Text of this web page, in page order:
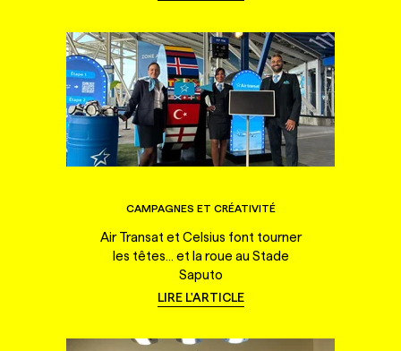
CAMPAGNES ET CRÉATIVITÉ
Air Transat et Celsius font tourner
les têtes... et la roue au Stade
Saputo
LIRE L'ARTICLE